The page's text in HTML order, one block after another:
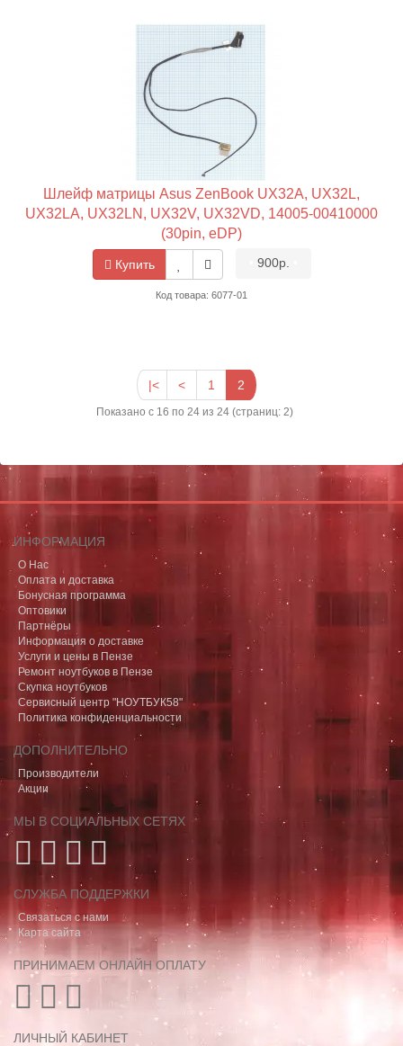
Шлейф матрицы Asus ZenBook UX32A, UX32L,
UX32LA, UX32LN, UX32V, UX32VD, 14005-00410000
(30pin, eDP)
Купить 900р.
Код товара: 6077-01
|< < 1 2
Показано с 16 по 24 из 24 (страниц: 2)
ИНФОРМАЦИЯ
О Нас
Оплата и доставка
Бонусная программа
Оптовики
Партнёры
Информация о доставке
Услуги и цены в Пензе
Ремонт ноутбуков в Пензе
Скупка ноутбуков
Сервисный центр "НОУТБУК58"
Политика конфиденциальности
ДОПОЛНИТЕЛЬНО
Производители
Акции
МЫ В СОЦИАЛЬНЫХ СЕТЯХ
СЛУЖБА ПОДДЕРЖКИ
Связаться с нами
Карта сайта
ПРИНИМАЕМ ОНЛАЙН ОПЛАТУ
ЛИЧНЫЙ КАБИНЕТ